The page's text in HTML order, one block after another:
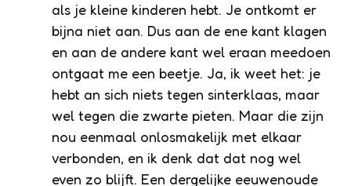
als je kleine kinderen hebt. Je ontkomt er
bijna niet aan. Dus aan de ene kant klagen
en aan de andere kant wel eraan meedoen
ontgaat me een beetje. Ja, ik weet het: je
hebt an sich niets tegen sinterklaas, maar
wel tegen die zwarte pieten. Maar die zijn
nou eenmaal onlosmakelijk met elkaar
verbonden, en ik denk dat dat nog wel
even zo blijft. Een dergelijke eeuwenoude